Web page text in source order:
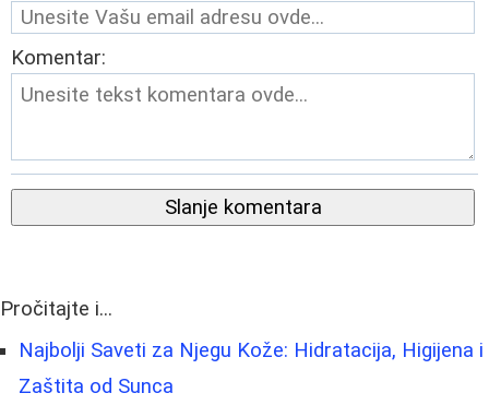
Komentar:
Slanje komentara
Pročitajte i...
Najbolji Saveti za Njegu Kože: Hidratacija, Higijena i
Zaštita od Sunca